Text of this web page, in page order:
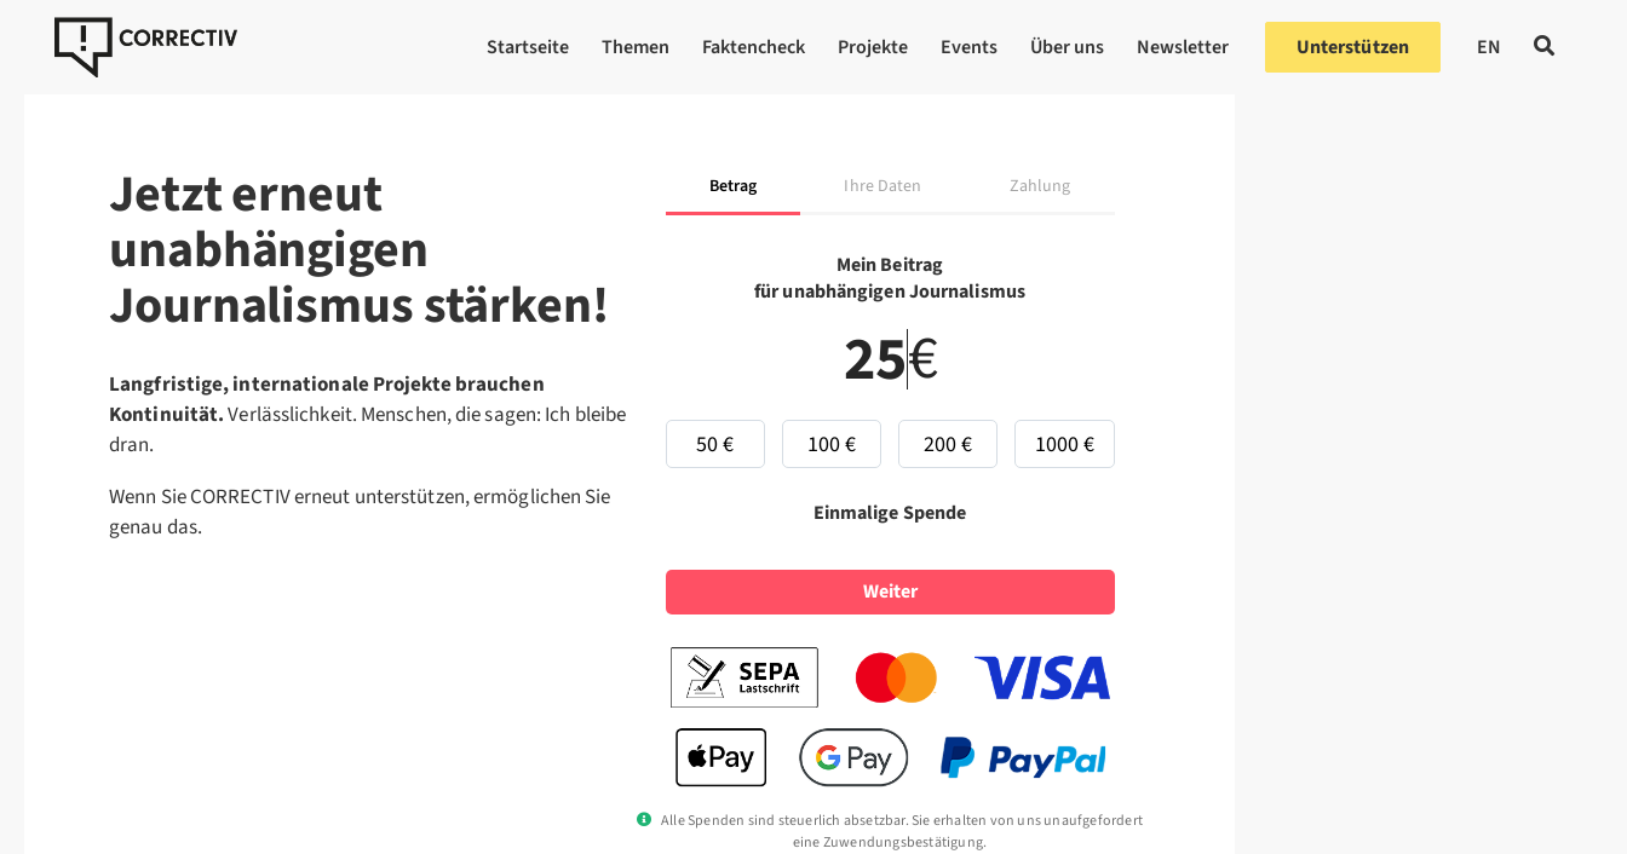
Startseite Themen Faktencheck Projekte Events Über uns Newsletter Unterstützen EN
Jetzt erneut
unabhängigen
Journalismus stärken!
Langfristige, internationale Projekte brauchen
Kontinuität.Verlässlichkeit. Menschen, die sagen: Ich bleibe
dran.
Wenn Sie CORRECTIV erneut unterstützen, ermöglichen Sie
genau das.
Betrag Ihre Daten Zahlung
Mein Beitrag
für unabhängigen Journalismus
€
50 € 100 € 200 € 1000 €
Einmalige Spende
Weiter
Alle Spenden sind steuerlich absetzbar. Sie erhalten von uns unaufgefordert
eine Zuwendungsbestätigung.